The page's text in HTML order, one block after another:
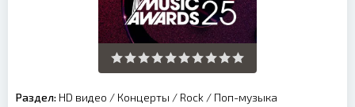
Раздел: HD видео / Концерты / Rock / Поп-музыка